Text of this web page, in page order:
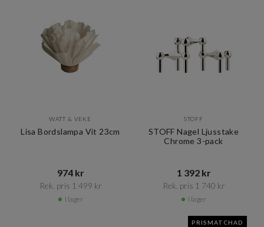
WATT & VEKE
Lisa Bordslampa Vit 23cm
974 kr​​
Rek. pris 1 499 kr​​
I lager
STOFF
STOFF Nagel Ljusstake
Chrome 3-pack
1 392 kr​​
Rek. pris 1 740 kr​​
I lager
PRISMATCHAD